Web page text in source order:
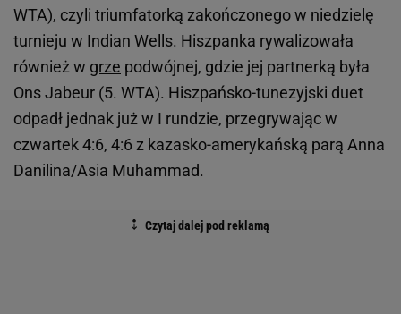
WTA), czyli triumfatorką zakończonego w niedzielę
turnieju w Indian Wells. Hiszpanka rywalizowała
również w grze podwójnej, gdzie jej partnerką była
Ons Jabeur (5. WTA). Hiszpańsko-tunezyjski duet
odpadł jednak już w I rundzie, przegrywając w
czwartek 4:6, 4:6 z kazasko-amerykańską parą Anna
Danilina/Asia Muhammad.